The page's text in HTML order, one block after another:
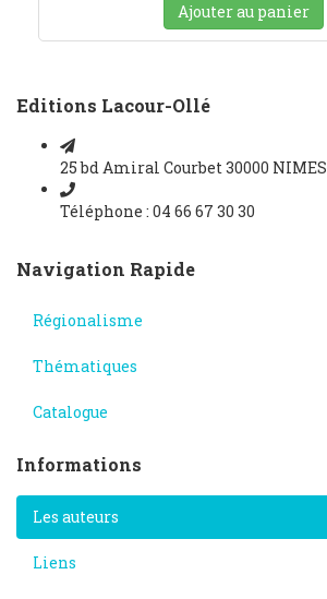
Ajouter au panier
Editions Lacour-Ollé
25 bd Amiral Courbet 30000 NIMES
Téléphone : 04 66 67 30 30
Navigation Rapide
Régionalisme
Thématiques
Catalogue
Informations
Les auteurs
Liens